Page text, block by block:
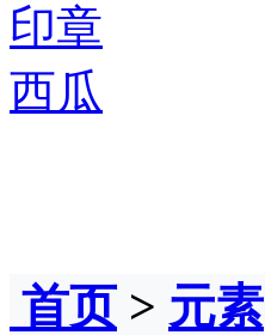
印章
西瓜
首页> 元素